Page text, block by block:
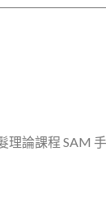
理論課程